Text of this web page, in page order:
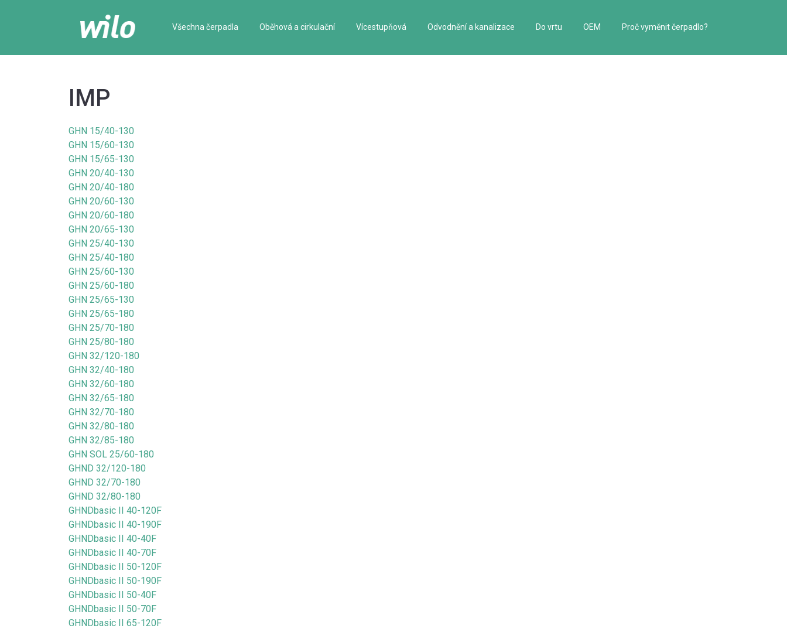
Všechna čerpadla Oběhová a cirkulační Vícestupňová Odvodnění a kanalizace Do vrtu OEM Proč vyměnit čerpadlo?
IMP
GHN 15/40-130
GHN 15/60-130
GHN 15/65-130
GHN 20/40-130
GHN 20/40-180
GHN 20/60-130
GHN 20/60-180
GHN 20/65-130
GHN 25/40-130
GHN 25/40-180
GHN 25/60-130
GHN 25/60-180
GHN 25/65-130
GHN 25/65-180
GHN 25/70-180
GHN 25/80-180
GHN 32/120-180
GHN 32/40-180
GHN 32/60-180
GHN 32/65-180
GHN 32/70-180
GHN 32/80-180
GHN 32/85-180
GHN SOL 25/60-180
GHND 32/120-180
GHND 32/70-180
GHND 32/80-180
GHNDbasic II 40-120F
GHNDbasic II 40-190F
GHNDbasic II 40-40F
GHNDbasic II 40-70F
GHNDbasic II 50-120F
GHNDbasic II 50-190F
GHNDbasic II 50-40F
GHNDbasic II 50-70F
GHNDbasic II 65-120F